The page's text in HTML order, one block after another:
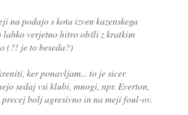
na podajo s kota izven kazenskega
lahko verjetno hitro obšli z kratkim
(?! je to beseda?)
ker ponavljam... to je sicer
sedaj vsi klubi, mnogi, npr. Everton,
precej bolj agresivno in na meji foul-ov.